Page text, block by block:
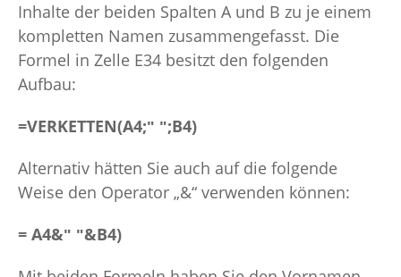
Inhalte der beiden Spalten A und B zu je einem
kompletten Namen zusammengefasst. Die
Formel in Zelle E34 besitzt den folgenden
Aufbau:
=VERKETTEN(A4;ʺ ʺ;B4)
Alternativ hätten Sie auch auf die folgende
Weise den Operator „&“ verwenden können:
= A4&ʺ ʺ&B4)